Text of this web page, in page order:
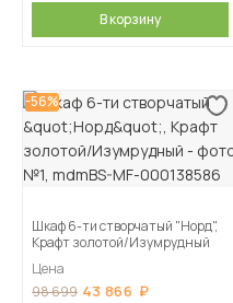
В корзину
-56%
Шкаф 6-ти створчатый "Норд",
Крафт золотой/Изумрудный
Цена
98 699 43 866